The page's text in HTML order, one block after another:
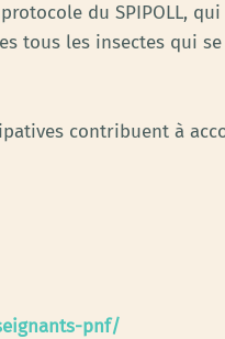
du SPIPOLL,
tous les insectes qui
contribuent à
pnf/